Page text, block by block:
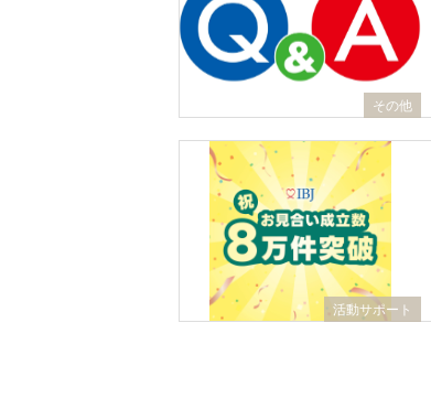
その他
活動サポート